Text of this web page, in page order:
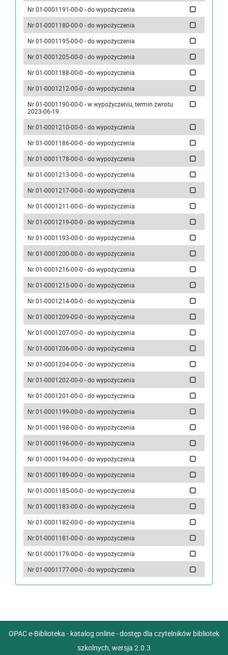
Nr 01-0001191-00-0 - do wypożyczenia
Nr 01-0001180-00-0 - do wypożyczenia
Nr 01-0001195-00-0 - do wypożyczenia
Nr 01-0001205-00-0 - do wypożyczenia
Nr 01-0001188-00-0 - do wypożyczenia
Nr 01-0001212-00-0 - do wypożyczenia
Nr 01-0001190-00-0 - w wypożyczeniu, termin zwrotu
2023-06-19
Nr 01-0001210-00-0 - do wypożyczenia
Nr 01-0001186-00-0 - do wypożyczenia
Nr 01-0001178-00-0 - do wypożyczenia
Nr 01-0001213-00-0 - do wypożyczenia
Nr 01-0001217-00-0 - do wypożyczenia
Nr 01-0001211-00-0 - do wypożyczenia
Nr 01-0001219-00-0 - do wypożyczenia
Nr 01-0001193-00-0 - do wypożyczenia
Nr 01-0001200-00-0 - do wypożyczenia
Nr 01-0001216-00-0 - do wypożyczenia
Nr 01-0001215-00-0 - do wypożyczenia
Nr 01-0001214-00-0 - do wypożyczenia
Nr 01-0001209-00-0 - do wypożyczenia
Nr 01-0001207-00-0 - do wypożyczenia
Nr 01-0001206-00-0 - do wypożyczenia
Nr 01-0001204-00-0 - do wypożyczenia
Nr 01-0001202-00-0 - do wypożyczenia
Nr 01-0001201-00-0 - do wypożyczenia
Nr 01-0001199-00-0 - do wypożyczenia
Nr 01-0001198-00-0 - do wypożyczenia
Nr 01-0001196-00-0 - do wypożyczenia
Nr 01-0001194-00-0 - do wypożyczenia
Nr 01-0001189-00-0 - do wypożyczenia
Nr 01-0001185-00-0 - do wypożyczenia
Nr 01-0001183-00-0 - do wypożyczenia
Nr 01-0001182-00-0 - do wypożyczenia
Nr 01-0001181-00-0 - do wypożyczenia
Nr 01-0001179-00-0 - do wypożyczenia
Nr 01-0001177-00-0 - do wypożyczenia
OPAC e-Biblioteka - katalog online - dostęp dla czytelników bibliotek
szkolnych, wersja 2.0.3